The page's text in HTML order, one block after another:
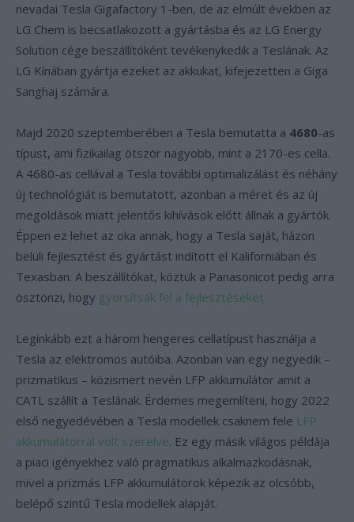
nevadai Tesla Gigafactory 1-ben, de az elmúlt években az
LG Chem is becsatlakozott a gyártásba és az LG Energy
Solution cége beszállítóként tevékenykedik a Teslának. Az
LG Kínában gyártja ezeket az akkukat, kifejezetten a Giga
Sanghaj számára.
Majd 2020 szeptemberében a Tesla bemutatta a 4680-as
típust, ami fizikailag ötször nagyobb, mint a 2170-es cella.
A 4680-as cellával a Tesla további optimalizálást és néhány
új technológiát is bemutatott, azonban a méret és az új
megoldások miatt jelentős kihívások előtt állnak a gyártók.
Éppen ez lehet az oka annak, hogy a Tesla saját, házon
belüli fejlesztést és gyártást indított el Kaliforniában és
Texasban. A beszállítókat, köztük a Panasonicot pedig arra
ösztönzi, hogy gyorsítsák fel a fejlesztéseket.
Leginkább ezt a három hengeres cellatípust használja a
Tesla az elektromos autóiba. Azonban van egy negyedik –
prizmatikus – közismert nevén LFP akkumulátor amit a
CATL szállít a Teslának. Érdemes megemlíteni, hogy 2022
első negyedévében a Tesla modellek csaknem fele LFP
akkumulátorral volt szerelve. Ez egy másik világos példája
a piaci igényekhez való pragmatikus alkalmazkodásnak,
mivel a prizmás LFP akkumulátorok képezik az olcsóbb,
belépő szintű Tesla modellek alapját.